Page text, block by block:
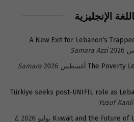
الإنجليزية
A New Exit for Lebanon’s
Samara Azzi
The Poverty
Samara
Türkiye seeks post-UNIFIL role as
Yusuf Kanli
Kuwait and the Future of
E.